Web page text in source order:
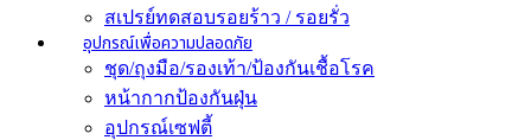
สเปรย์ทดสอบรอยร้าว / รอยรั่ว
อุปกรณ์เพื่อความปลอดภัย
ชุด/ถุงมือ/รองเท้า/ป้องกันเชื้อโรค
หน้ากากป้องกันฝุ่น
อุปกรณ์เซฟตี้